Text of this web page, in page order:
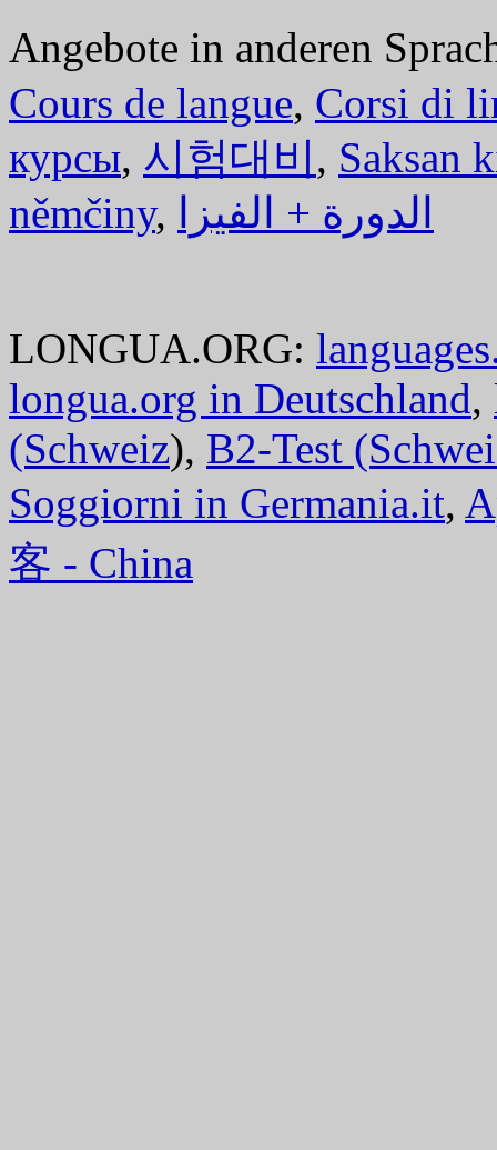
Angebote in anderen
Cours de langue, Corsi di
курсы, 시험대비, Saksan
němčiny, الدورة + الفيزا
LONGUA.ORG:
longua.org in Deutschland,
(Schweiz), B2-Test
Soggiorni in Germania.it,
客 - China